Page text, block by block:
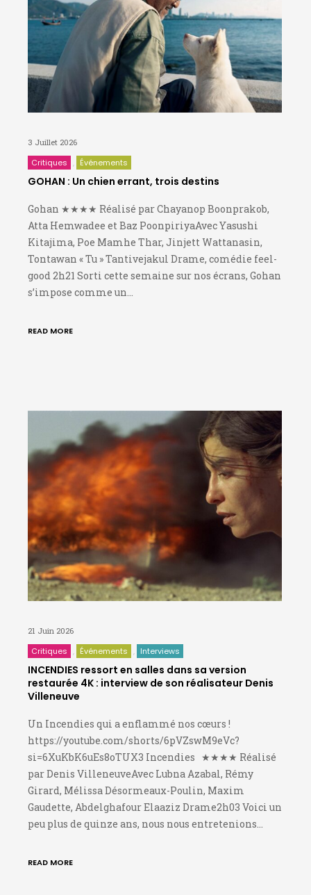
3 Juillet 2026
Critiques Événements
GOHAN : Un chien errant, trois destins
Gohan ★★★★ Réalisé par Chayanop Boonprakob,
Atta Hemwadee et Baz PoonpiriyaAvec Yasushi
Kitajima, Poe Mamhe Thar, Jinjett Wattanasin,
Tontawan « Tu » Tantivejakul Drame, comédie feel-
good 2h21 Sorti cette semaine sur nos écrans, Gohan
s’impose comme un…
READ MORE
21 Juin 2026
Critiques Événements Interviews
INCENDIES ressort en salles dans sa version
restaurée 4K : interview de son réalisateur Denis
Villeneuve
Un Incendies qui a enflammé nos cœurs !
https://youtube.com/shorts/6pVZswM9eVc?
si=6XuKbK6uEs8oTUX3 Incendies ★★★★ Réalisé
par Denis VilleneuveAvec Lubna Azabal, Rémy
Girard, Mélissa Désormeaux-Poulin, Maxim
Gaudette, Abdelghafour Elaaziz Drame2h03 Voici un
peu plus de quinze ans, nous nous entretenions…
READ MORE